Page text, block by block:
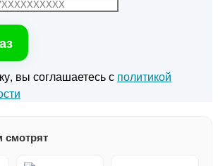
вы соглашаетесь с политикой
смотрят